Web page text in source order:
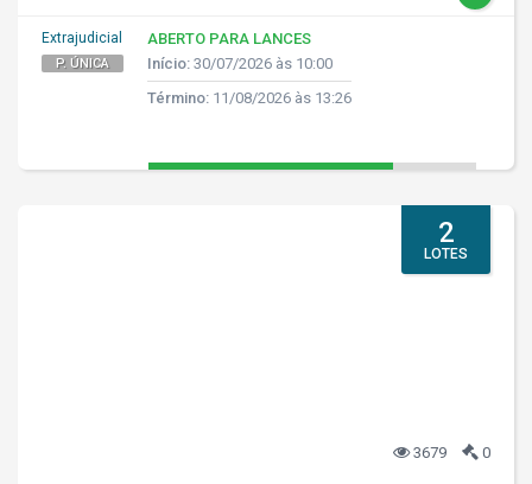
Extrajudicial
P. ÚNICA
ABERTO PARA LANCES
Início: 30/07/2026 às 10:00
Término: 11/08/2026 às 13:26
2
LOTES
3679 0